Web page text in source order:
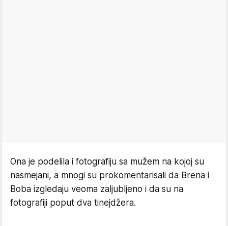
Ona je podelila i fotografiju sa mužem na kojoj su
nasmejani, a mnogi su prokomentarisali da Brena i
Boba izgledaju veoma zaljubljeno i da su na
fotografiji poput dva tinejdžera.